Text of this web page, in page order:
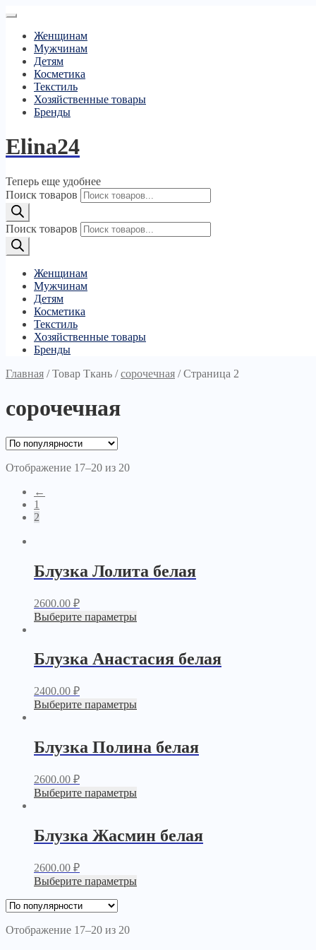
Женщинам
Мужчинам
Детям
Косметика
Текстиль
Хозяйственные товары
Бренды
Elina24
Теперь еще удобнее
Поиск товаров
Поиск товаров
Женщинам
Мужчинам
Детям
Косметика
Текстиль
Хозяйственные товары
Бренды
Главная /Товар Ткань /сорочечная /Страница 2
сорочечная
Отображение 17–20 из 20
←
1
2
Блузка Лолита белая
2600.00 ₽
Выберите параметры
Блузка Анастасия белая
2400.00 ₽
Выберите параметры
Блузка Полина белая
2600.00 ₽
Выберите параметры
Блузка Жасмин белая
2600.00 ₽
Выберите параметры
Отображение 17–20 из 20